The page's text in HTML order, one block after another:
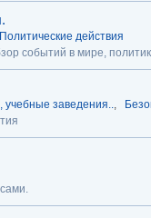
Политические действия
событий в мире,
учебные заведения..,